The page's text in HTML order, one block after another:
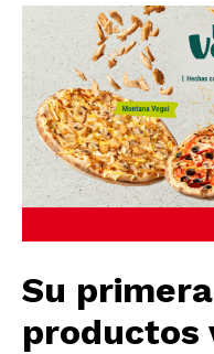
Su
productos